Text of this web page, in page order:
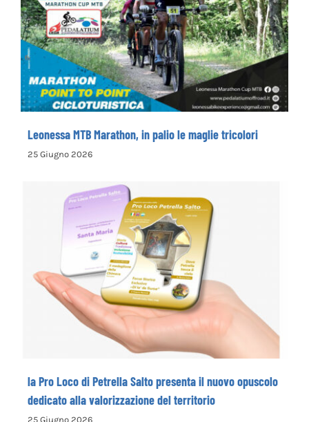
Leonessa MTB Marathon, in palio le maglie
tricolori
Leonessa MTB Marathon, in palio le maglie tricolori
25 Giugno 2026
la Pro Loco di Petrella Salto presenta il
nuovo opuscolo dedicato alla
valorizzazione del territorio
la Pro Loco di Petrella Salto presenta il nuovo opuscolo
dedicato alla valorizzazione del territorio